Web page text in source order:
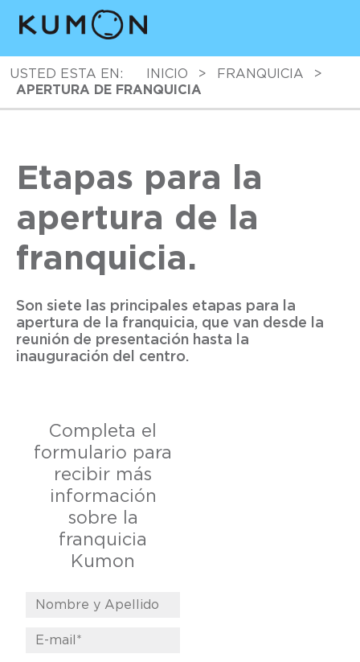
USTED ESTA EN: INICIO > FRANQUICIA
>
APERTURA DE FRANQUICIA
Etapas para la
apertura de la
franquicia.
Son siete las principales etapas para la
apertura de la franquicia, que van desde la
reunión de presentación hasta la
inauguración del centro.
Completa el
formulario para
recibir más
información
sobre la
franquicia
Kumon